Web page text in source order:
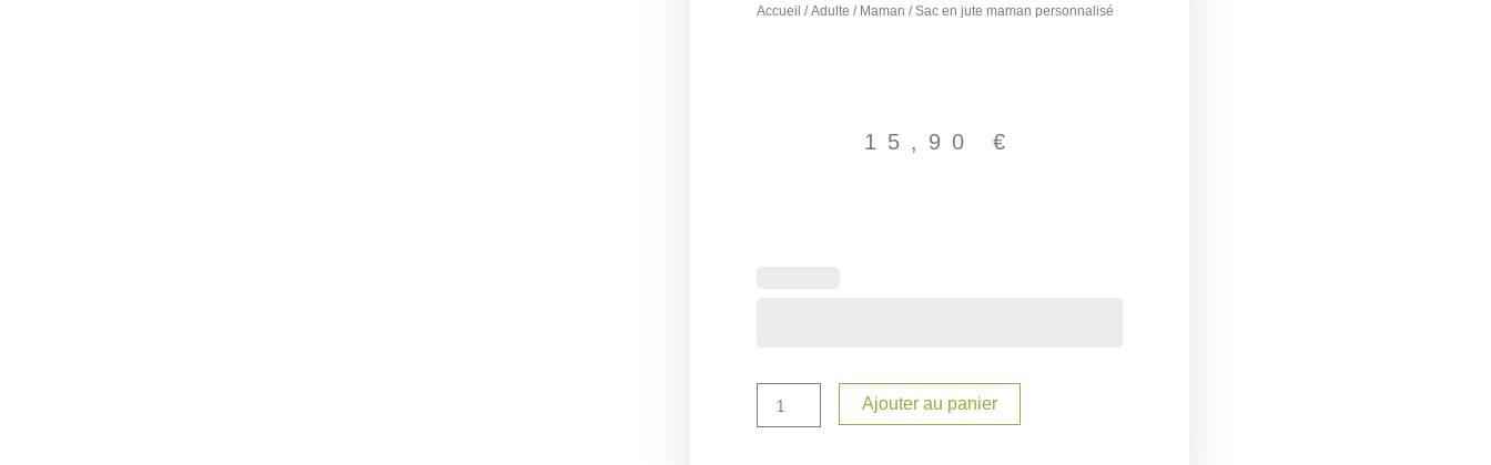
Accueil /Adulte / Maman / Sac en jute maman personnalisé
15,90 €
Ajouter au panier